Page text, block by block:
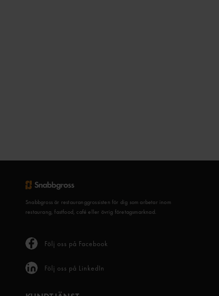
Snabbgross är restauranggrossisten för dig som arbetar inom
restaurang, fastfood, café eller övrig företagsmarknad.
Följ oss på Facebook
Följ oss på LinkedIn